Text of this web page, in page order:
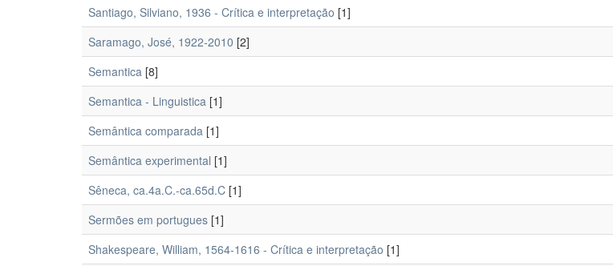
Santiago, Silviano, 1936 - Crítica e interpretação [1]
Saramago, José, 1922-2010 [2]
Semantica [8]
Semantica - Linguistica [1]
Semântica comparada [1]
Semântica experimental [1]
Sêneca, ca.4a.C.-ca.65d.C [1]
Sermões em portugues [1]
Shakespeare, William, 1564-1616 - Crítica e interpretação [1]